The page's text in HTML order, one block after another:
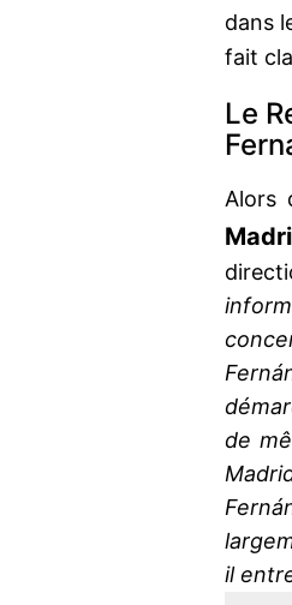
dans
fait
Le
Alors
de
il